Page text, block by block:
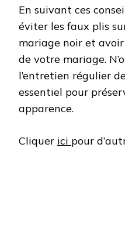
En suivant ces
éviter les faux plis
mariage noir et
de votre mariage.
l’entretien régulier
essentiel pour
apparence.
Cliquer ici pour